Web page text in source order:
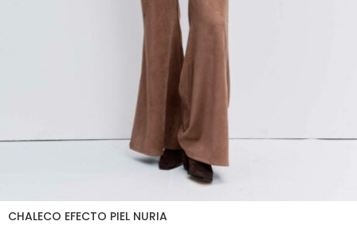
CHALECO EFECTO PIEL NURIA